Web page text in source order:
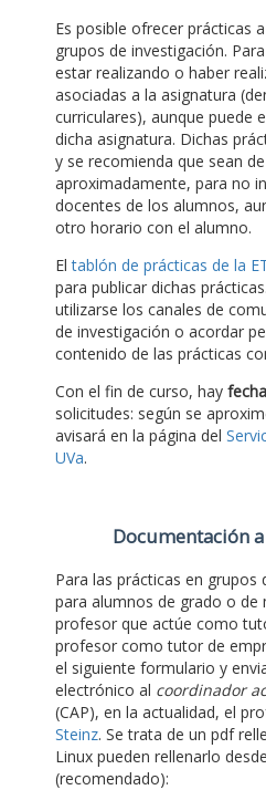
Es posible ofrecer prácticas
grupos de investigación.
estar realizando o haber
asociadas a la asignatura
curriculares), aunque puede
dicha asignatura. Dichas
y se recomienda que sean
aproximadamente, para no
docentes de los alumnos,
otro horario con el alumno.
Eltablón de prácticas de la
para publicar dichas
utilizarse los canales de
de investigación o acordar
contenido de las prácticas
Con el fin de curso, hay
solicitudes: según se
avisará en la página del
UVa.
Documentación
Para las prácticas en grupos
para alumnos de grado o de
profesor que actúe como
profesor como tutor de
el siguiente formulario y
electrónico al coordinador
(CAP), en la actualidad, el
Steinz. Se trata de un pdf
Linux pueden rellenarlo
(recomendado):